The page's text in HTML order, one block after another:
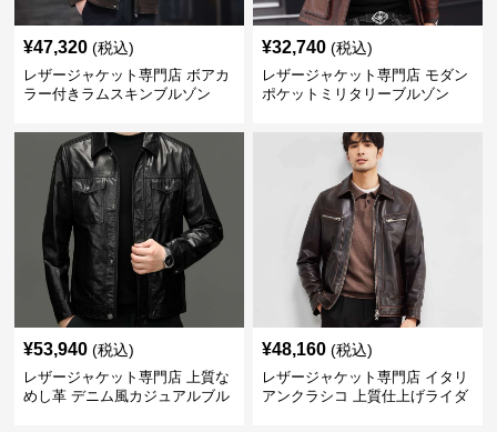
¥47,320 (税込)
レザージャケット専門店 ボアカ
ラー付きラムスキンブルゾン
¥32,740 (税込)
レザージャケット専門店 モダン
ポケットミリタリーブルゾン
¥53,940 (税込)
レザージャケット専門店 上質な
めし革 デニム風カジュアルブル
¥48,160 (税込)
レザージャケット専門店 イタリ
アンクラシコ 上質仕上げライダ